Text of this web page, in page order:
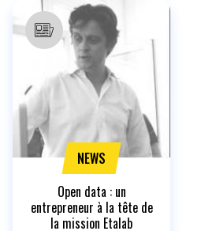
NEWS
Open data : un
entrepreneur à la tête de
la mission Etalab